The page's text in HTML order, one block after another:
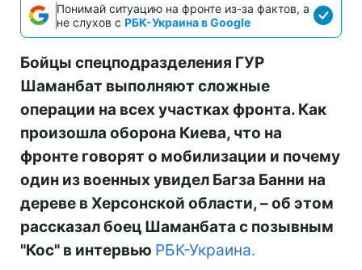
Понимай ситуацию на фронте из-за фактов, а
не слухов с РБК-Украина в Google
Бойцы спецподразделения ГУР
Шаманбат выполняют сложные
операции на всех участках фронта. Как
произошла оборона Киева, что на
фронте говорят о мобилизации и почему
один из военных увидел Багза Банни на
дереве в Херсонской области,–об этом
рассказал боец Шаманбата с позывным
"Кос" в интервью РБК-Украина.